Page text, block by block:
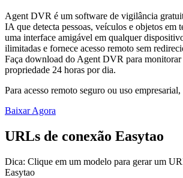
Agent DVR é um software de vigilância
IA que detecta pessoas, veículos e objetos em
uma interface amigável em qualquer
ilimitadas e fornece acesso remoto sem
Faça download do Agent DVR para monitorar
propriedade 24 horas por dia.
Para acesso remoto seguro ou uso
Baixar Agora
URLs de conexão Easytao
Dica: Clique em um modelo para gerar um
Easytao